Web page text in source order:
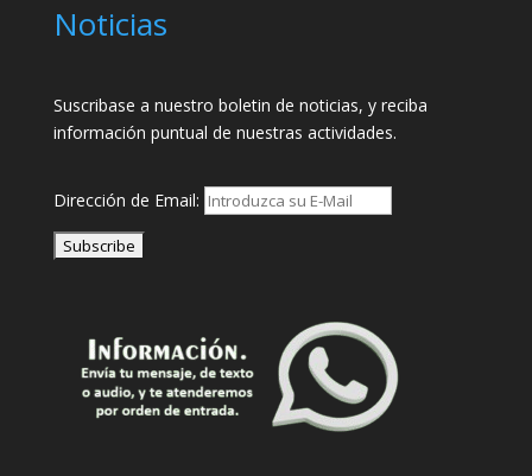
Noticias
Suscribase a nuestro boletin de noticias, y reciba
información puntual de nuestras actividades.
Dirección de Email: